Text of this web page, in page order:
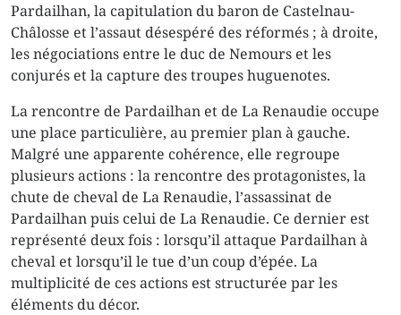
Pardailhan, la capitulation du baron de Castelnau-
Châlosse et l’assaut désespéré des réformés ; à droite,
les négociations entre le duc de Nemours et les
conjurés et la capture des troupes huguenotes.
La rencontre de Pardailhan et de La Renaudie occupe
une place particulière, au premier plan à gauche.
Malgré une apparente cohérence, elle regroupe
plusieurs actions : la rencontre des protagonistes, la
chute de cheval de La Renaudie, l’assassinat de
Pardailhan puis celui de La Renaudie. Ce dernier est
représenté deux fois : lorsqu’il attaque Pardailhan à
cheval et lorsqu’il le tue d’un coup d’épée. La
multiplicité de ces actions est structurée par les
éléments du décor.